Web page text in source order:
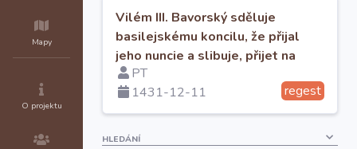
Mapy
O projektu
Vilém III. Bavorský sděluje
basilejskému koncilu, že přijal
jeho nuncie a slibuje, přijet na
koncil
PT
1431-12-11
regest
HLEDÁNÍ